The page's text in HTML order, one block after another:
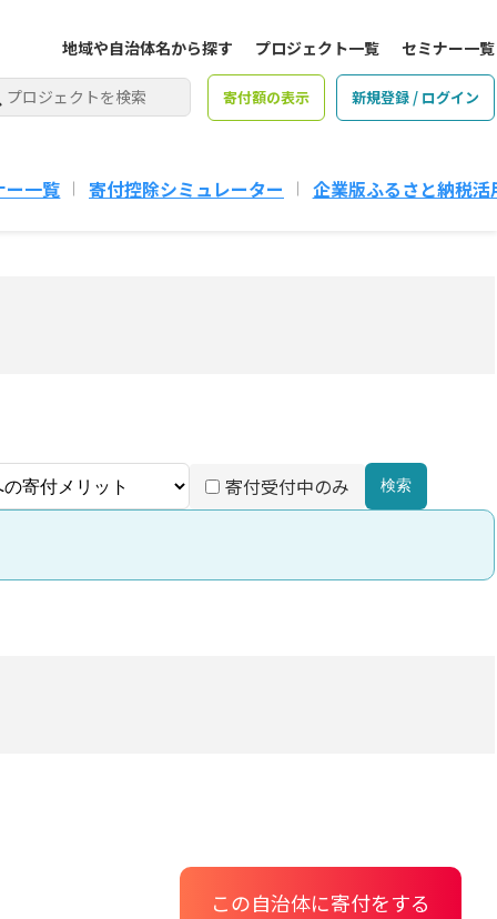
地域や自治体名から探す プロジェクト一覧 セミナー一覧
寄付額の表示 新規登録 / ログイン
ー一覧 寄付控除シミュレーター 企業版ふるさと納税活
寄付受付中のみ 検索
この自治体に寄付をする